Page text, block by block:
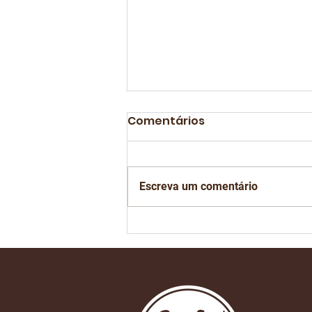
Está chegando o dia de
mais um São Paulo
do Ibirapuera em São
Paulo
Comentários
Escreva um comentário